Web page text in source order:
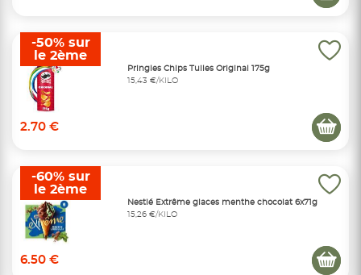
Pringles Chips Tuiles Original 175g
15,43 €/KILO
2.70 €
-50% sur
le 2ème
Nestlé Extrême glaces menthe chocolat 6x71g
15,26 €/KILO
6.50 €
-60% sur
le 2ème